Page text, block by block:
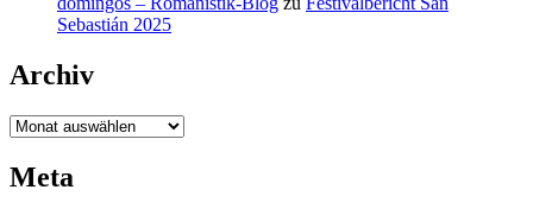
Sebastián 2025
Archiv
Archiv
Meta